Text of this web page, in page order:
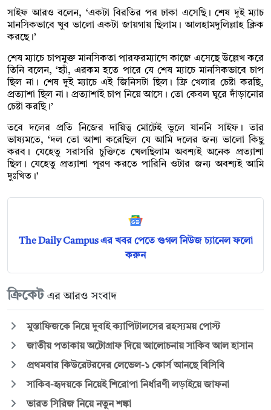
সাইফ আরও বলেন, ‘একটা বিরতির পর ঢাকা এসেছি। শেষ দুই ম্যাচ
মানসিকভাবে খুব ভালো একটা জায়গায় ছিলাম। আলহামদুলিল্লাহ ক্লিক
করছে।’
শেষ ম্যাচে চাপমুক্ত মানসিকতা পারফরম্যান্সে কাজে এসেছে উল্লেখ করে
তিনি বলেন, ‘হ্যাঁ, এরকম হতে পারে যে শেষ ম্যাচে মানসিকভাবে চাপ
ছিল না। শেষ দুই ম্যাচে এই জিনিসটা ছিল। ফ্রি খেলার চেষ্টা করছি,
প্রত্যাশা ছিল না। প্রত্যাশাই চাপ নিয়ে আসে। তো কেবল ঘুরে দাঁড়ানোর
চেষ্টা করছি।’
তবে দলের প্রতি নিজের দায়িত্ব মোটেই ভুলে যাননি সাইফ। তার
ভাষ্যমতে, ‘দল তো আশা করেছিল যে আমি দলের জন্য ভালো কিছু
করব। যেহেতু সরাসরি চুক্তিতে খেলছিলাম অবশ্যই অনেক প্রত্যাশা
ছিল। যেহেতু প্রত্যাশা পূরণ করতে পারিনি ওটার জন্য অবশ্যই আমি
দুঃখিত।’
The Daily Campus এর খবর পেতে গুগল নিউজ চ্যানেল ফলো
করুন
ক্রিকেট এর আরও সংবাদ
মুস্তাফিজকে নিয়ে দুবাই ক্যাপিটালসের রহস্যময় পোস্ট
জাতীয় পতাকায় অটোগ্রাফ দিয়ে আলোচনায় সাকিব আল হাসান
প্রথমবার কিউরেটরদের লেভেল-১ কোর্স আনছে বিসিবি
সাকিব-হৃদয়কে নিয়েই শিরোপা নির্ধারণী লড়াইয়ে জাফনা
ভারত সিরিজ নিয়ে নতুন শঙ্কা